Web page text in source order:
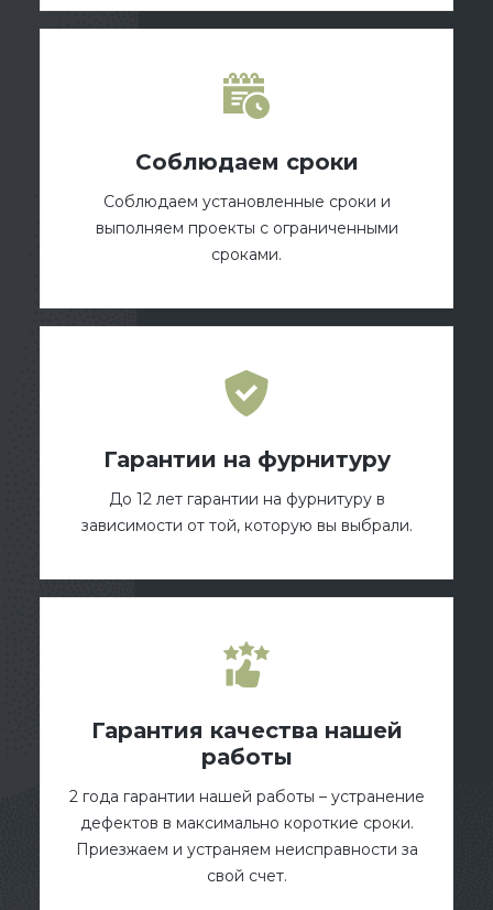
Соблюдаем сроки
Соблюдаем установленные сроки и
выполняем проекты с ограниченными
сроками.
Гарантии на фурнитуру
До 12 лет гарантии на фурнитуру в
зависимости от той, которую вы выбрали.
Гарантия качества нашей
работы
2 года гарантии нашей работы – устранение
дефектов в максимально короткие сроки.
Приезжаем и устраняем неисправности за
свой счет.